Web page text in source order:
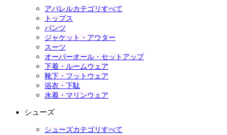
アパレルカテゴリすべて
トップス
パンツ
ジャケット・アウター
スーツ
オーバーオール・セットアップ
下着・ルームウェア
靴下・フットウェア
浴衣・下駄
水着・マリンウェア
シューズ
シューズカテゴリすべて